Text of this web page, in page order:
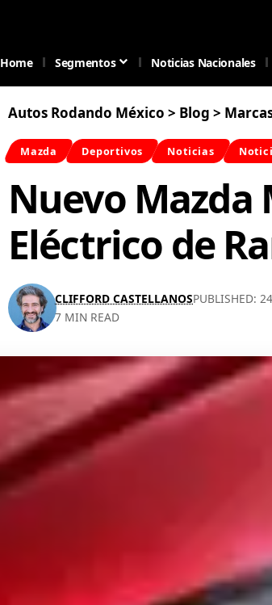
Home Segmentos Noticias Nacionales
Autos Rodando México > Blog >
Mazda Deportivos Noticias
Nuevo Mazda
Eléctrico de
CLIFFORD CASTELLANOSPUBLISHED:
7 MIN READ